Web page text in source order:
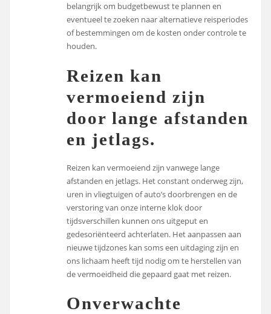
belangrijk om budgetbewust te plannen en
eventueel te zoeken naar alternatieve reisperiodes
of bestemmingen om de kosten onder controle te
houden.
Reizen kan
vermoeiend zijn
door lange afstanden
en jetlags.
Reizen kan vermoeiend zijn vanwege lange
afstanden en jetlags. Het constant onderweg zijn,
uren in vliegtuigen of auto’s doorbrengen en de
verstoring van onze interne klok door
tijdsverschillen kunnen ons uitgeput en
gedesoriënteerd achterlaten. Het aanpassen aan
nieuwe tijdzones kan soms een uitdaging zijn en
ons lichaam heeft tijd nodig om te herstellen van
de vermoeidheid die gepaard gaat met reizen.
Onverwachte